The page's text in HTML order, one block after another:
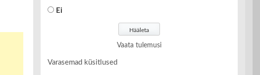
Ei
Vaata tulemusi
Varasemad küsitlused